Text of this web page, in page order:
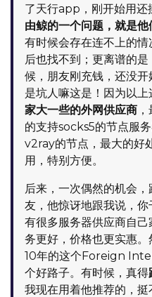
了天行app，刚开始用还
由鲸的一个问题，就是他
有时候会存在连不上的
后也找不到；更离谱的
候，朋友刚充钱，还没
是坑人嘛这是！因为以上
家大一些的外网供应商
的支持socks5的节点服
v2ray的节点，最大的好
用，特别方便。
后来，一次偶然的机会
友，他惊讶地跟我说，你
有很多服务器供应商自
务更好，价格也更实惠
10年的这个Foreign
个好路子。有时候，真得
我现在用着他推荐的，